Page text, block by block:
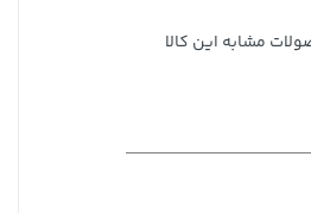
مشابه این کالا